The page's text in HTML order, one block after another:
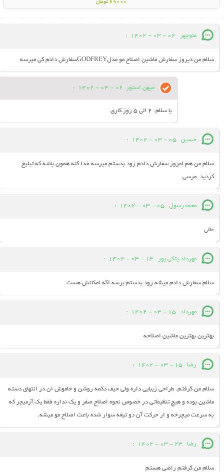
69000 تومان
منوچهر 02 - 03 - 1402
:
سلام من دیروز سفارش ماشین اصلاح مو مدلGODFREYسفارش دادم کی میرسه
میهن استور 02 - 03 - 1402
:
با سلام. 2 الی 5 روز کاری
حسین 05 - 03 - 1402
:
سلام من هم امروز سفارش دادم زود بدستم میرسه خدا کنه همون باشه که تبلیغ
کردید. مرسی
محمدرسول 05 - 03 - 1402
:
عالی
مهرداد پتکی پور 13 - 03 - 1402
:
سلام سفارش دادم میشه زود بدستم برسه اگه امکانش هست
مهرداد 15 - 03 - 1402
:
بهترین بهترین ماشین اصلاحه
رضا 15 - 03 - 1402
:
سلام من گرفتم. طراحی زیبایی داره ولی حیف دکمه روشن و خاموش ان در انتهای دسته
ماشین بوده و هیچ تنظیماتی در خصوص نحوه اصلاح صفر و یک نداره فقط یک آرمیچر که
به سرعت میچرخه و ار حرکت آن دو تیغه سوار شده باعث اصلاح مو میشه.
رضا 23 - 03 - 1402
:
سلام من گرفتم راضی هستم